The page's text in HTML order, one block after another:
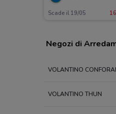
Scade il 19/05
Negozi di
VOLANTINO
VOLANTINO THUN